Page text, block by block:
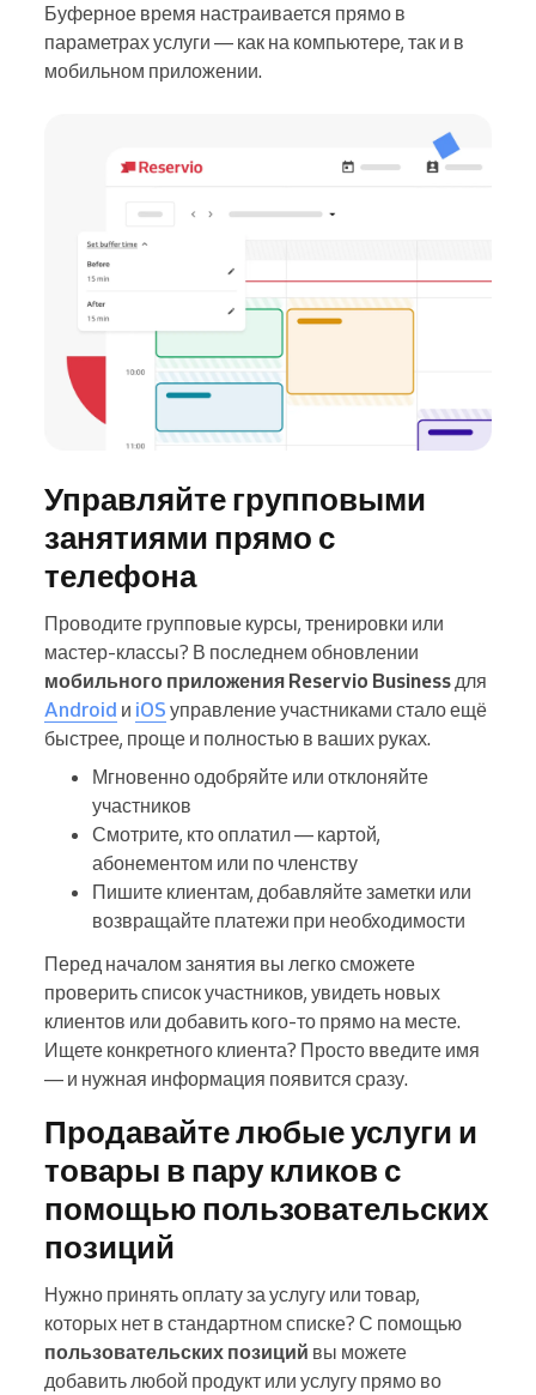
Буферное время настраивается прямо в
параметрах услуги — как на компьютере, так и в
мобильном приложении.
Управляйте групповыми
занятиями прямо с
телефона
Проводите групповые курсы, тренировки или
мастер-классы? В последнем обновлении
мобильного приложения Reservio Business для
Android и iOS управление участниками стало ещё
быстрее, проще и полностью в ваших руках.
Мгновенно одобряйте или отклоняйте
участников
Смотрите, кто оплатил — картой,
абонементом или по членству
Пишите клиентам, добавляйте заметки или
возвращайте платежи при необходимости
Перед началом занятия вы легко сможете
проверить список участников, увидеть новых
клиентов или добавить кого-то прямо на месте.
Ищете конкретного клиента? Просто введите имя
— и нужная информация появится сразу.
Продавайте любые услуги и
товары в пару кликов с
помощью пользовательских
позиций
Нужно принять оплату за услугу или товар,
которых нет в стандартном списке? С помощью
пользовательских позиций вы можете
добавить любой продукт или услугу прямо во